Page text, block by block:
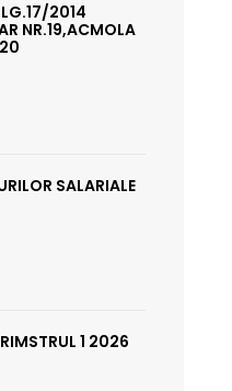
LG.17/2014
NR.19,ACMOLA
SALARIALE
1 2026